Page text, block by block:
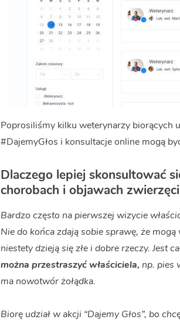
Poprosiliśmy kilku weterynarzy biorących
#DajemyGłos i konsultacje online mogą
Dlaczego lepiej skonsultować
chorobach i objawach
Bardzo często na pierwszej wizycie
Nie do końca zdają sobie sprawę, że
niestety dzieją się złe i dobre rzeczy. Jest
można przestraszyć właściciela, np. pies
ma nowotwór żołądka.
Biorę udział w akcji “Dajemy Głos”, bo